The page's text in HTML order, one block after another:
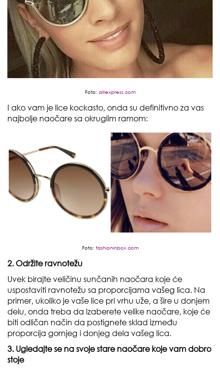
Foto: alliexpress.com
I ako vam je lice kockasto, onda su definitivno za vas
najbolje naočare sa okruglim ramom:
Foto: fashioninbox.com
2. Održite ravnotežu
Uvek birajte veličinu sunčanih naočara koje će
uspostaviti ravnotežu sa proporcijama vašeg lica. Na
primer, ukoliko je vaše lice pri vrhu uže, a šire u donjem
delu, onda treba da izaberete velike naočare, koje će
biti odličan način da postignete sklad između
proporcija gornjeg i donjeg dela vašeg lica.
3. Ugledajte se na svoje stare naočare koje vam dobro
stoje